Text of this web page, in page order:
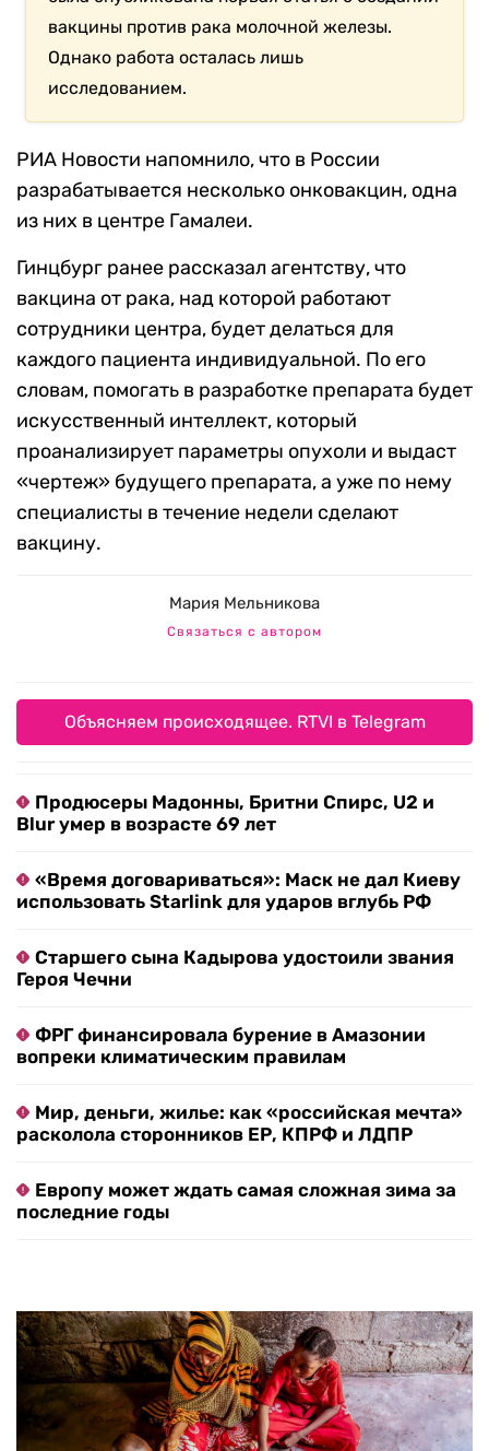
вакцины против рака молочной железы.
Однако работа осталась лишь
исследованием.
РИА Новости напомнило, что в России
разрабатывается несколько онковакцин, одна
из них в центре Гамалеи.
Гинцбург ранее рассказал агентству, что
вакцина от рака, над которой работают
сотрудники центра, будет делаться для
каждого пациента индивидуальной. По его
словам, помогать в разработке препарата будет
искусственный интеллект, который
проанализирует параметры опухоли и выдаст
«чертеж» будущего препарата, а уже по нему
специалисты в течение недели сделают
вакцину.
Мария Мельникова
Связаться с автором
Объясняем происходящее. RTVI в Telegram
Продюсеры Мадонны, Бритни Спирс, U2 и
Blur умер в возрасте 69 лет
«Время договариваться»: Маск не дал Киеву
использовать Starlink для ударов вглубь РФ
Старшего сына Кадырова удостоили звания
Героя Чечни
ФРГ финансировала бурение в Амазонии
вопреки климатическим правилам
Мир, деньги, жилье: как «российская мечта»
расколола сторонников ЕР, КПРФ и ЛДПР
Европу может ждать самая сложная зима за
последние годы